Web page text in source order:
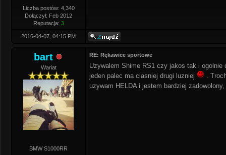
Liczba postów: 4,340
Dołączył: Feb 2012
Reputacja: 3
2016-04-07, 04:15 PM
bart
Wariat
BMW S1000RR
RE: Rękawice sportowe
Uzywalem Shime RS1 czy jakos tak i
jeden palec ma ciasniej drugi luzniej
.
uzywam HELDA i jestem bardziej